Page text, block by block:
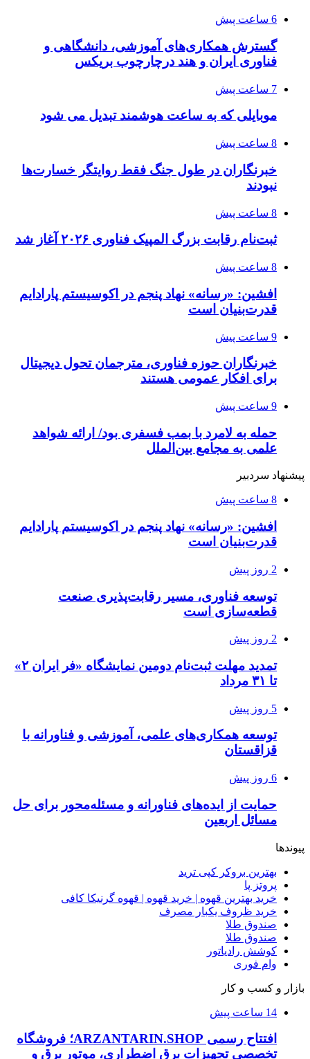
6 ساعت پیش
گسترش همکاری‌های آموزشی، دانشگاهی و
فناوری ایران و هند درچارچوب بریکس
7 ساعت پیش
موبایلی که به ساعت هوشمند تبدیل می شود
8 ساعت پیش
خبرنگاران در طول جنگ فقط روایتگر خسارت‌ها
نبودند
8 ساعت پیش
ثبت‌نام رقابت بزرگ المپیک فناوری ۲۰۲۶ آغاز شد
8 ساعت پیش
افشین: «رسانه» نهاد پنجم در اکوسیستم پارادایم
قدرت‌بنیان است
9 ساعت پیش
خبرنگاران حوزه فناوری، مترجمان تحول دیجیتال
برای افکار عمومی هستند
9 ساعت پیش
حمله به لامرد با بمب فسفری بود/ ارائه شواهد
علمی به مجامع بین‌الملل
پیشنهاد سردبیر
8 ساعت پیش
افشین: «رسانه» نهاد پنجم در اکوسیستم پارادایم
قدرت‌بنیان است
2 روز پیش
توسعه فناوری، مسیر رقابت‌پذیری صنعت
قطعه‌سازی است
2 روز پیش
تمدید مهلت ثبت‌نام دومین نمایشگاه «فر ایران ۲»
تا ۳۱ مرداد
5 روز پیش
توسعه همکاری‌های علمی، آموزشی و فناورانه با
قزاقستان
6 روز پیش
حمایت از ایده‌های فناورانه و مسئله‌محور برای حل
مسائل اربعین
پیوندها
بهترین بروکر کپی ترید
پروتز پا
خرید بهترین قهوه | خرید قهوه | قهوه گرنیکا کافی
خرید ظروف یکبار مصرف
صندوق طلا
صندوق طلا
کوشش رادیاتور
وام فوری
بازار و کسب و کار
14 ساعت پیش
افتتاح رسمی ARZANTARIN.SHOP؛ فروشگاه
تخصصی تجهیزات برق اضطراری، موتور برق و